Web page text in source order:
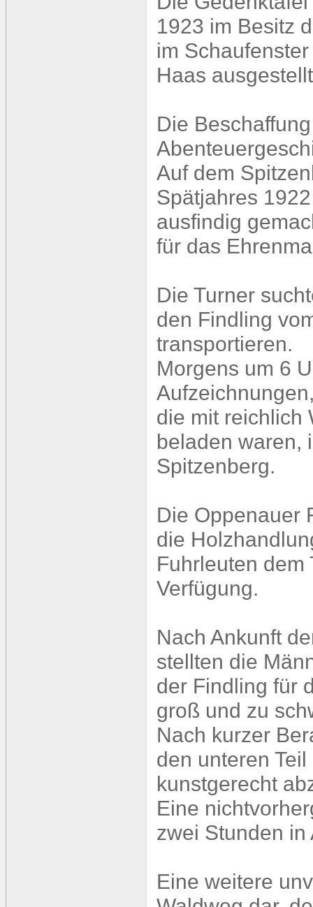
1923 im Besitz
im
Haas
Die
Auf dem
Spätjahres
ausfindig
für das
Die Turner
den Findling
transportieren.
Morgens um 6
die mit reichlich
beladen waren,
Spitzenberg.
Die Oppenauer
die
Fuhrleuten dem
Verfügung.
Nach Ankunft
stellten die
der Findling für
groß und zu
Nach kurzer
den unteren
kunstgerecht
Eine
zwei Stunden
Eine weitere